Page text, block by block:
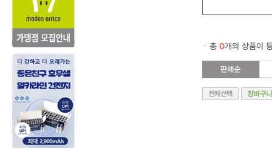
총 0개의 상품이